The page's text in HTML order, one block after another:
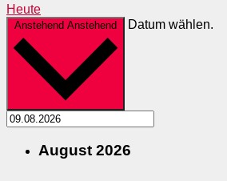
Heute
Anstehend Anstehend Datum wählen.
August 2026